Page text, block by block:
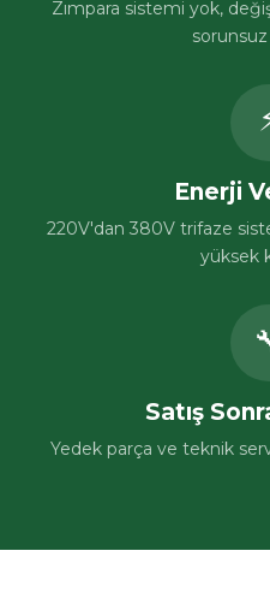
Zımpara sistemi yok,
sorunsuz
Enerji
220V'dan 380V trifaze
yüksek
Satış
Yedek parça ve teknik